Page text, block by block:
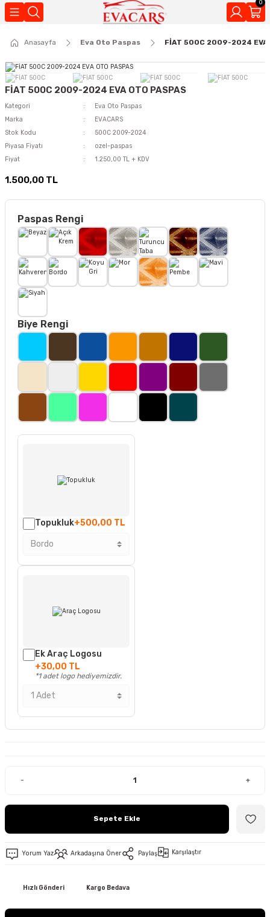
Geri Dön
0
Anasayfa Eva Oto Paspas FİAT 500C 2009-2024 EVA
FİAT 500C 2009-2024 EVA OTO PASPAS
Kategori
Eva Oto Paspas
Marka
EVACARS
Stok Kodu
500C 2009-2024
Piyasa Fiyatı
ozel-paspas
Fiyat
1.250,00 TL + KDV
1.500,00 TL
Paspas Rengi
Biye Rengi
Topukluk+500,00 TL
Ek Araç Logosu
+30,00 TL
*1 adet logo hediyemizdir.
- +
Sepete Ekle
Yorum Yaz Arkadaşına Öner Paylaş Karşılaştır
Hızlı Gönderi Kargo Bedava